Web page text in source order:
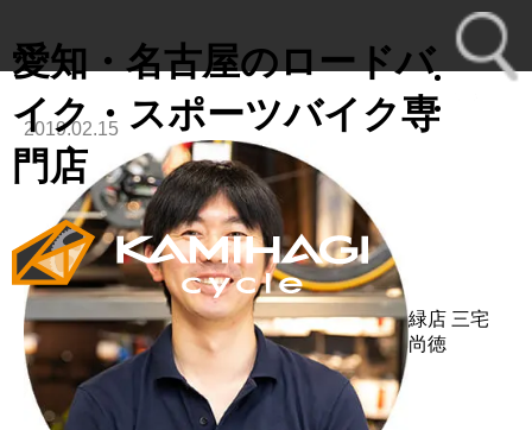
愛知・名古屋のロードバ
イク・スポーツバイク専
門店
2019.02.15
緑店 三宅
尚徳